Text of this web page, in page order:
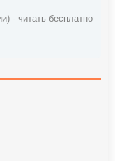
- читать бесплатно